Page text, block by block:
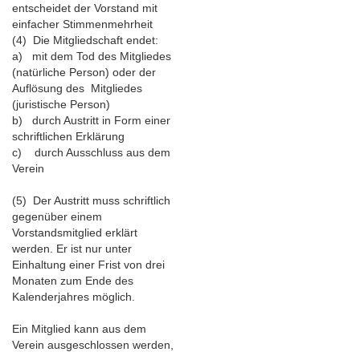
entscheidet der Vorstand mit
einfacher Stimmenmehrheit
(4) Die Mitgliedschaft endet:
a) mit dem Tod des Mitgliedes
(natürliche Person) oder der
Auflösung des Mitgliedes
(juristische Person)
b) durch Austritt in Form einer
schriftlichen Erklärung
c) durch Ausschluss aus dem
Verein
(5) Der Austritt muss schriftlich
gegenüber einem
Vorstandsmitglied erklärt
werden. Er ist nur unter
Einhaltung einer Frist von drei
Monaten zum Ende des
Kalenderjahres möglich.
Ein Mitglied kann aus dem
Verein ausgeschlossen werden,